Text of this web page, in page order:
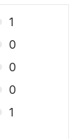
1
0
0
0
1